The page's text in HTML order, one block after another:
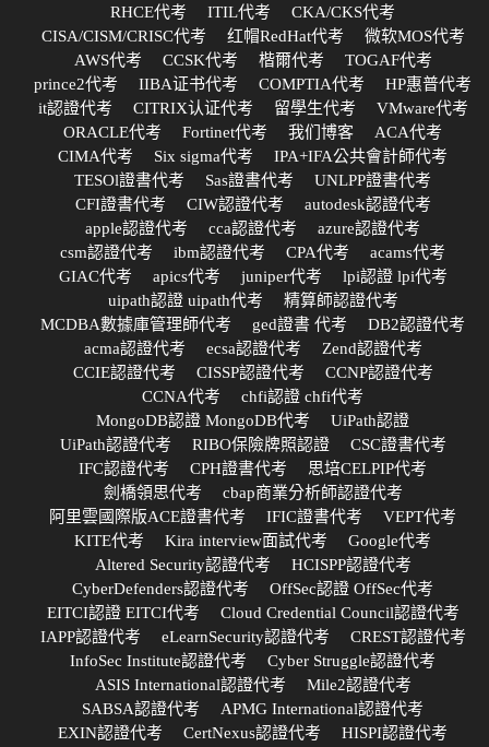
RHCE代考
ITIL代考
CKA/CKS代考
CISA/CISM/CRISC代考
红帽RedHat代考
微软MOS代考
AWS代考
CCSK代考 楷爾代考
TOGAF代考
prince2代考
IIBA证书代考 COMPTIA代考
HP惠普代考
it認證代考
CITRIX认证代考 留學生代考
VMware代考
ORACLE代考
Fortinet代考 我们博客
ACA代考
CIMA代考
Six sigma代考
IPA+IFA公共會計師代考
TESOl證書代考
Sas證書代考
UNLPP證書代考
CFI證書代考
CIW認證代考
autodesk認證代考
apple認證代考
cca認證代考
azure認證代考
csm認證代考
ibm認證代考 CPA代考
acams代考
GIAC代考
apics代考 juniper代考
lpi認證 lpi代考
uipath認證 uipath代考
精算師認證代考
MCDBA數據庫管理師代考
ged證書 代考
DB2認證代考
acma認證代考
ecsa認證代考
Zend認證代考
CCIE認證代考
CISSP認證代考
CCNP認證代考
CCNA代考
chfi認證 chfi代考
MongoDB認證 MongoDB代考
UiPath認證
UiPath認證代考
RIBO保險牌照認證
CSC證書代考
IFC認證代考
CPH證書代考
思培CELPIP代考
劍橋領思代考
cbap商業分析師認證代考
阿里雲國際版ACE證書代考
IFIC證書代考
VEPT代考
KITE代考
Kira interview面試代考
Google代考
Altered Security認證代考
HCISPP認證代考
CyberDefenders認證代考
OffSec認證 OffSec代考
EITCI認證 EITCI代考
Cloud Credential Council認證代考
IAPP認證代考
eLearnSecurity認證代考
CREST認證代考
InfoSec Institute認證代考
Cyber Struggle認證代考
ASIS International認證代考
Mile2認證代考
SABSA認證代考
APMG International認證代考
EXIN認證代考
CertNexus認證代考
HISPI認證代考